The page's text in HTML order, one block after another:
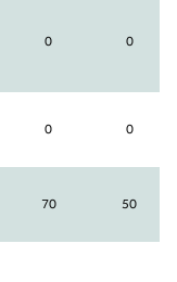
0 0
0 0
70 50